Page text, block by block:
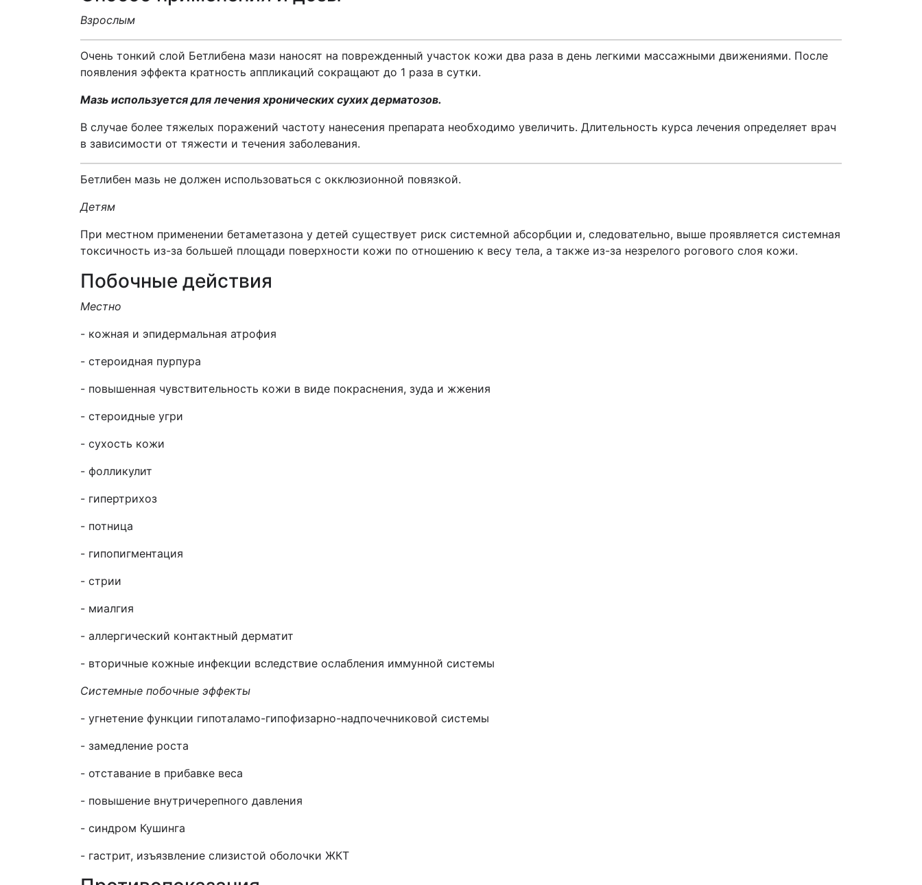
Взрослым
Очень тонкий слой Бетлибена мази наносят на поврежденный участок кожи два раза в день легкими массажными движениями. После
появления эффекта кратность аппликаций сокращают до 1 раза в сутки.
Мазь используется для лечения хронических сухих дерматозов.
В случае более тяжелых поражений частоту нанесения препарата необходимо увеличить. Длительность курса лечения определяет врач
в зависимости от тяжести и течения заболевания.
Бетлибен мазь не должен использоваться с окклюзионной повязкой.
Детям
При местном применении бетаметазона у детей существует риск системной абсорбции и, следовательно, выше проявляется системная
токсичность из-за большей площади поверхности кожи по отношению к весу тела, а также из-за незрелого рогового слоя кожи.
Побочные действия
Местно
- кожная и эпидермальная атрофия
- стероидная пурпура
- повышенная чувствительность кожи в виде покраснения, зуда и жжения
- стероидные угри
- сухость кожи
- фолликулит
- гипертрихоз
- потница
- гипопигментация
- стрии
- миалгия
- аллергический контактный дерматит
- вторичные кожные инфекции вследствие ослабления иммунной системы
Системные побочные эффекты
- угнетение функции гипоталамо-гипофизарно-надпочечниковой системы
- замедление роста
- отставание в прибавке веса
- повышение внутричерепного давления
- синдром Кушинга
- гастрит, изъязвление слизистой оболочки ЖКТ